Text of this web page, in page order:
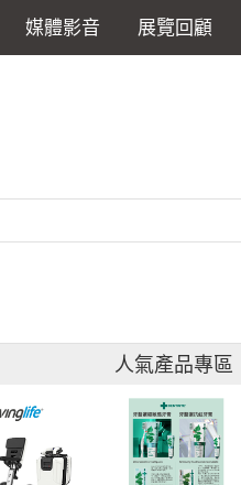
媒體影音 展覽回顧
人氣產品專區